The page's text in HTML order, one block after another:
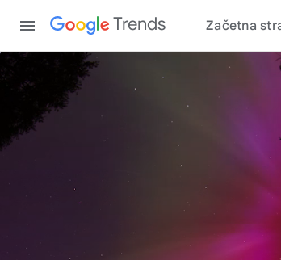
Trends Začetna